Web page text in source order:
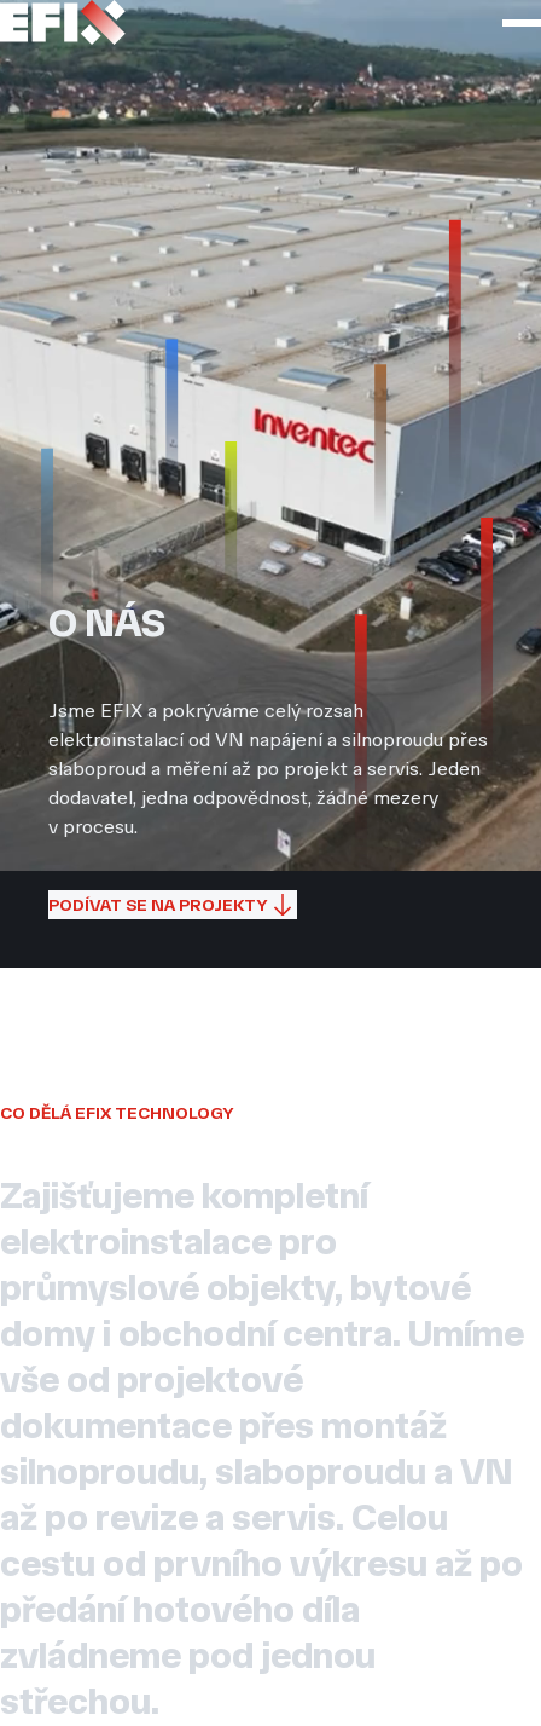
O NÁS
Jsme EFIX a pokrýváme celý rozsah
elektroinstalací od VN napájení a silnoproudu přes
slaboproud a měření až po projekt a servis. Jeden
dodavatel, jedna odpovědnost, žádné mezery
v procesu.
PODÍVAT SE NA PROJEKTY
CO DĚLÁ EFIX TECHNOLOGY
Zajišťujemekompletní
elektroinstalacepro
průmyslovéobjekty, bytové
domyi obchodnícentra. Umíme
všeod projektové
dokumentacepřes montáž
silnoproudu, slaboproudu a VN
až po revizea servis. Celou
cestu od prvníhovýkresu až po
předáníhotového díla
zvládnemepod jednou
střechou.